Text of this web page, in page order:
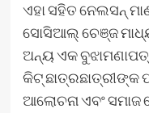
ଏହା ସହିତ ନେଲସନ୍
ସୋସିଆଲ୍ ଚେଞ୍ଜ
ଅନ୍ୟ ଏକ
କିଟ୍‍ ଛାତ୍ରଛାତ୍ରୀଙ୍କ
ଆଲୋଚନା ଏବଂ